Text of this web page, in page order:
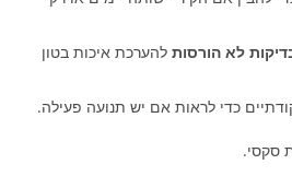
לא הורסות להערכת איכות בטון
כדי לראות אם יש תנועה פעילה.
סקסי.